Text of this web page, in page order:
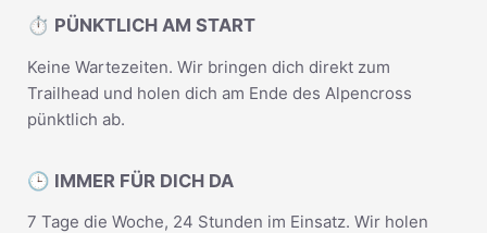
⏱️ PÜNKTLICH AM START
Keine Wartezeiten. Wir bringen dich direkt zum
Trailhead und holen dich am Ende des Alpencross
pünktlich ab.
🕒 IMMER FÜR DICH DA
7 Tage die Woche, 24 Stunden im Einsatz. Wir holen